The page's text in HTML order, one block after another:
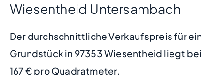
Wiesentheid Untersambach
Der durchschnittliche Verkaufspreis für ein
Grundstück in 97353 Wiesentheid liegt bei
167 € pro Quadratmeter.